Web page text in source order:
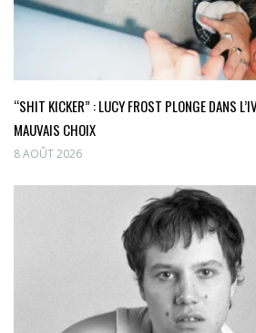
“SHIT KICKER” : LUCY FROST PLONGE DANS
MAUVAIS CHOIX
8 AOÛT 2026